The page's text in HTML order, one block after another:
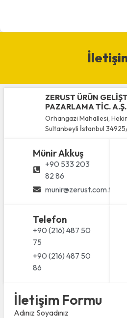
ZERUST ÜRÜN
PAZARLAMA TİC. A.Ş.
Orhangazi Mahallesi,
Sultanbeyli İstanbul
Münir Akkuş
+90 533 203
82 86
munir@zerust.com.tr
Telefon
+90 (216) 487 50
75
+90 (216) 487 50
86
İletişim Formu
Adınız Soyadınız